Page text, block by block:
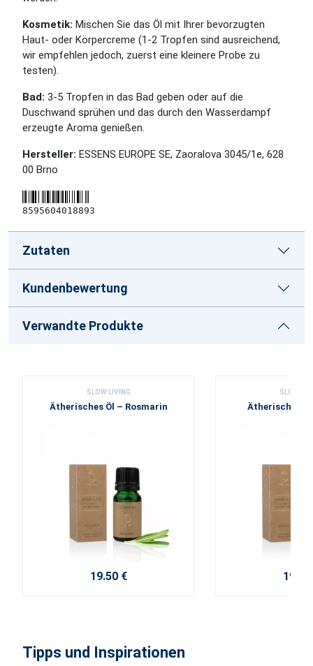
Kosmetik: Mischen Sie das Öl mit Ihrer bevorzugten
Haut- oder Körpercreme (1-2 Tropfen sind ausreichend,
wir empfehlen jedoch, zuerst eine kleinere Probe zu
testen).
Bad: 3-5 Tropfen in das Bad geben oder auf die
Duschwand sprühen und das durch den Wasserdampf
erzeugte Aroma genießen.
Hersteller: ESSENS EUROPE SE, Zaoralova 3045/1e, 628
00 Brno
8595604018893
Zutaten
Kundenbewertung
Verwandte Produkte
SLOW LIVING
Ätherisches Öl – Rosmarin
19.50 €
SLOW
Ätherisches
19.50
Tipps und Inspirationen